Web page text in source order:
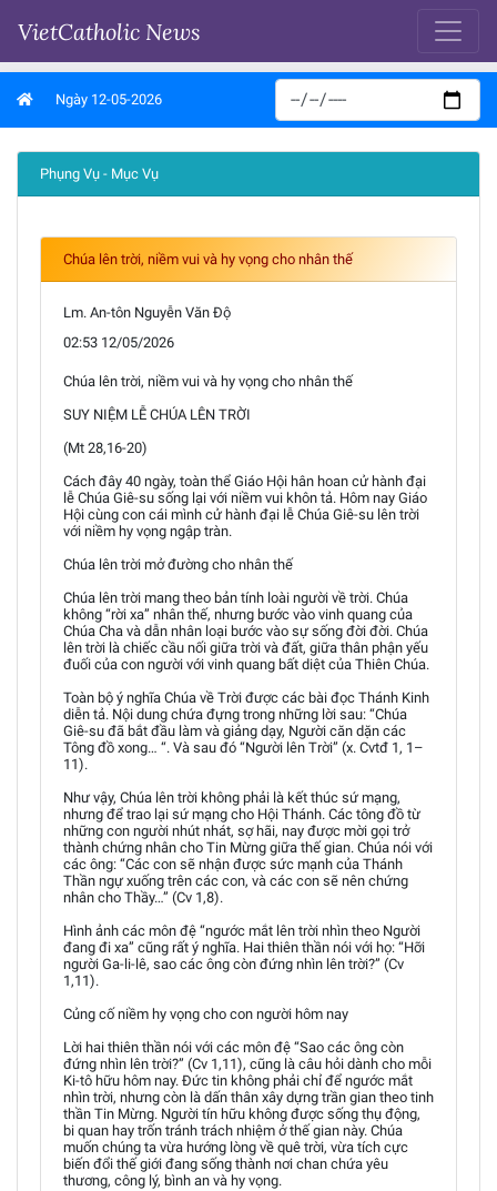
VietCatholic News
Ngày 12-05-2026
Phụng Vụ - Mục Vụ
Chúa lên trời, niềm vui và hy vọng cho nhân thế
Lm. An-tôn Nguyễn Văn Độ
02:53 12/05/2026
Chúa lên trời, niềm vui và hy vọng cho nhân thế
SUY NIỆM LỄ CHÚA LÊN TRỜI
(Mt 28,16-20)
Cách đây 40 ngày, toàn thể Giáo Hội hân hoan cử hành đại
lễ Chúa Giê-su sống lại với niềm vui khôn tả. Hôm nay Giáo
Hội cùng con cái mình cử hành đại lễ Chúa Giê-su lên trời
với niềm hy vọng ngập tràn.
Chúa lên trời mở đường cho nhân thế
Chúa lên trời mang theo bản tính loài người về trời. Chúa
không “rời xa” nhân thế, nhưng bước vào vinh quang của
Chúa Cha và dẫn nhân loại bước vào sự sống đời đời. Chúa
lên trời là chiếc cầu nối giữa trời và đất, giữa thân phận yếu
đuối của con người với vinh quang bất diệt của Thiên Chúa.
Toàn bộ ý nghĩa Chúa về Trời được các bài đọc Thánh Kinh
diễn tả. Nội dung chứa đựng trong những lời sau: “Chúa
Giê-su đã bắt đầu làm và giảng dạy, Người căn dặn các
Tông đồ xong… “. Và sau đó “Người lên Trời” (x. Cvtđ 1, 1–
11).
Như vậy, Chúa lên trời không phải là kết thúc sứ mạng,
nhưng để trao lại sứ mạng cho Hội Thánh. Các tông đồ từ
những con người nhút nhát, sợ hãi, nay được mời gọi trở
thành chứng nhân cho Tin Mừng giữa thế gian. Chúa nói với
các ông: “Các con sẽ nhận được sức mạnh của Thánh
Thần ngự xuống trên các con, và các con sẽ nên chứng
nhân cho Thầy…” (Cv 1,8).
Hình ảnh các môn đệ “ngước mắt lên trời nhìn theo Người
đang đi xa” cũng rất ý nghĩa. Hai thiên thần nói với họ: “Hỡi
người Ga-li-lê, sao các ông còn đứng nhìn lên trời?” (Cv
1,11).
Củng cố niềm hy vọng cho con người hôm nay
Lời hai thiên thần nói với các môn đệ “Sao các ông còn
đứng nhìn lên trời?” (Cv 1,11), cũng là câu hỏi dành cho mỗi
Ki-tô hữu hôm nay. Đức tin không phải chỉ để ngước mắt
nhìn trời, nhưng còn là dấn thân xây dựng trần gian theo tinh
thần Tin Mừng. Người tín hữu không được sống thụ động,
bi quan hay trốn tránh trách nhiệm ở thế gian này. Chúa
muốn chúng ta vừa hướng lòng về quê trời, vừa tích cực
biến đổi thế giới đang sống thành nơi chan chứa yêu
thương, công lý, bình an và hy vọng.